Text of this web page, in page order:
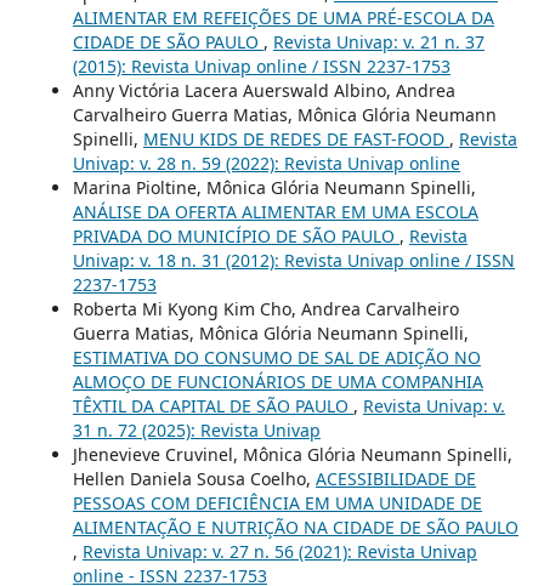
ALIMENTAR EM REFEIÇÕES DE UMA PRÉ-ESCOLA DA
CIDADE DE SÃO PAULO , Revista Univap: v. 21 n. 37
(2015): Revista Univap online / ISSN 2237-1753
Anny Victória Lacera Auerswald Albino, Andrea
Carvalheiro Guerra Matias, Mônica Glória Neumann
Spinelli, MENU KIDS DE REDES DE FAST-FOOD , Revista
Univap: v. 28 n. 59 (2022): Revista Univap online
Marina Pioltine, Mônica Glória Neumann Spinelli,
ANÁLISE DA OFERTA ALIMENTAR EM UMA ESCOLA
PRIVADA DO MUNICÍPIO DE SÃO PAULO , Revista
Univap: v. 18 n. 31 (2012): Revista Univap online / ISSN
2237-1753
Roberta Mi Kyong Kim Cho, Andrea Carvalheiro
Guerra Matias, Mônica Glória Neumann Spinelli,
ESTIMATIVA DO CONSUMO DE SAL DE ADIÇÃO NO
ALMOÇO DE FUNCIONÁRIOS DE UMA COMPANHIA
TÊXTIL DA CAPITAL DE SÃO PAULO , Revista Univap: v.
31 n. 72 (2025): Revista Univap
Jhenevieve Cruvinel, Mônica Glória Neumann Spinelli,
Hellen Daniela Sousa Coelho, ACESSIBILIDADE DE
PESSOAS COM DEFICIÊNCIA EM UMA UNIDADE DE
ALIMENTAÇÃO E NUTRIÇÃO NA CIDADE DE SÃO PAULO
, Revista Univap: v. 27 n. 56 (2021): Revista Univap
online - ISSN 2237-1753